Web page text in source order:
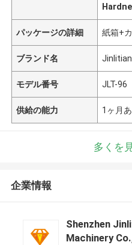
パッケージの詳細 紙箱+
ブランド名 Jinlitian
モデル番号 JLT-96
供給の能力 1ヶ月
多くを
企業情報
Shenzhen
Machinery